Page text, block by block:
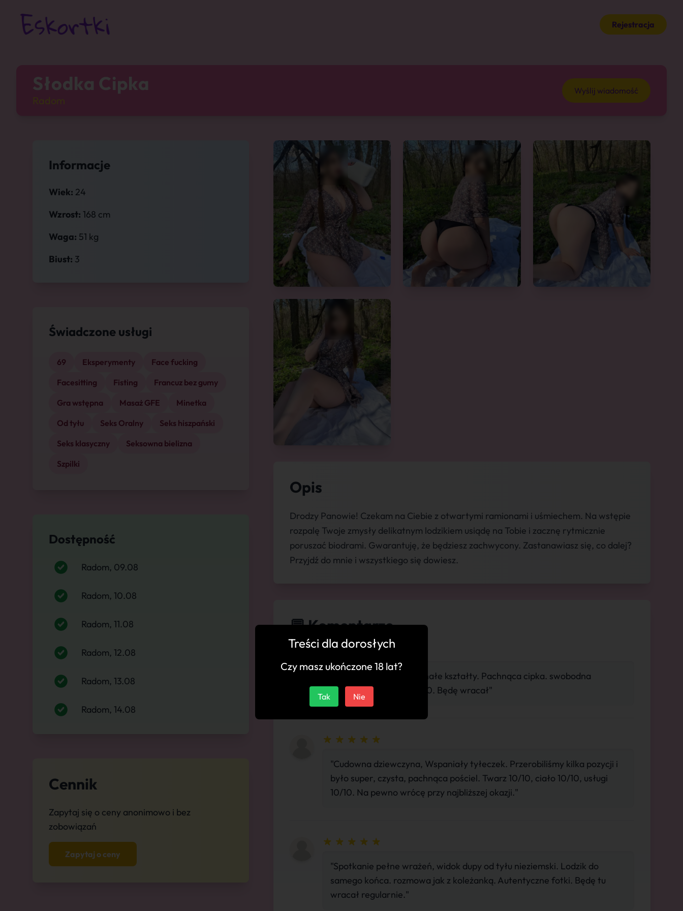
Rejestracja
Słodka Cipka Wyślij wiadomość
Informacje
Wiek: 24
Wzrost: 168 cm
Waga: 51 kg
Biust: 3
Świadczone usługi
69 Eksperymenty
Face fucking
Facesitting
Fisting
Francuz bez gumy
Gra wstępna
Masaż GFE
Minetka
Od tyłu
Seks Oralny
Seks hiszpański
Seks klasyczny
Seksowna bielizna
Szpilki
Dostępność
Radom, 09.08
Radom, 10.08
Radom, 11.08
Radom, 12.08
Radom, 13.08
Radom, 14.08
Cennik
Zapytaj się o ceny anonimowo i bez
zobowiązań
Zapytaj o ceny
Opis
Drodzy Panowie! Czekam na Ciebie z otwartymi ramionami i uśmiechem. Na wstępie
rozpalę Twoje zmysły delikatnym lodzikiem usiądę na Tobie i zacznę rytmicznie
poruszać biodrami. Gwarantuję, że będziesz zachwycony. Zastanawiasz się, co dalej?
Przyjdź do mnie i wszystkiego się dowiesz.
💬 Komentarze
"Piękna kobieta, Doskonałe kształty. Pachnąca cipka. swobodna
atmosfera. Daje 100/100. Będę wracał"
"Cudowna dziewczyna, Wspaniały tyłeczek. Przerobiliśmy kilka pozycji i
było super, czysta, pachnąca pościel. Twarz 10/10, ciało 10/10, usługi
10/10. Na pewno wrócę przy najbliższej okazji."
"Spotkanie pełne wrażeń, widok dupy od tyłu nieziemski. Lodzik do
samego końca. rozmowa jak z koleżanką. Autentyczne fotki. Będę tu
wracał regularnie."
Treści dla dorosłych
Czy masz ukończone 18 lat?
Tak Nie